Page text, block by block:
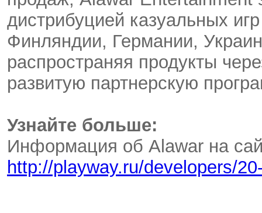
дистрибуцией казуальных
Финляндии, Германии,
распространяя продукты
развитую партнерскую
Узнайте больше:
Информация об Alawar на
http://playway.ru/developers/